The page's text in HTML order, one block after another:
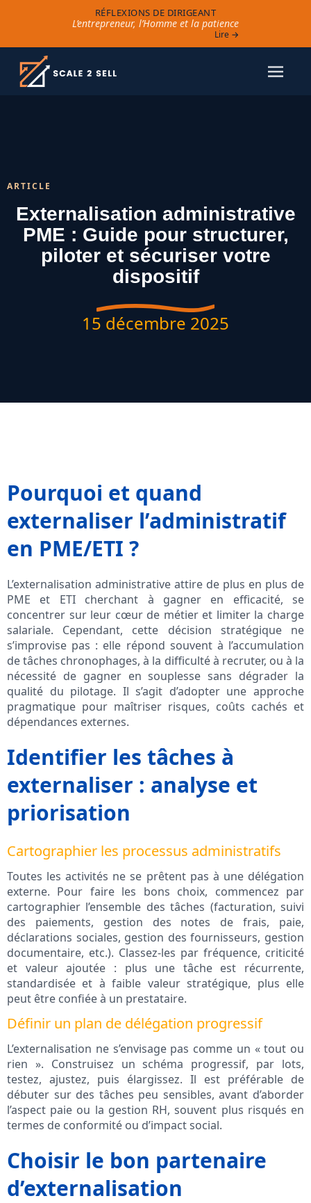
RÉFLEXIONS DE DIRIGEANT
L’entrepreneur, l’Homme et la patience
Lire →
ARTICLE
Externalisation administrative
PME : Guide pour structurer,
piloter et sécuriser votre
dispositif
15 décembre 2025
Pourquoi et quand
externaliser l’administratif
en PME/ETI ?
L’externalisation administrative attire de plus en plus de
PME et ETI cherchant à gagner en efficacité, se
concentrer sur leur cœur de métier et limiter la charge
salariale. Cependant, cette décision stratégique ne
s’improvise pas : elle répond souvent à l’accumulation
de tâches chronophages, à la difficulté à recruter, ou à la
nécessité de gagner en souplesse sans dégrader la
qualité du pilotage. Il s’agit d’adopter une approche
pragmatique pour maîtriser risques, coûts cachés et
dépendances externes.
Identifier les tâches à
externaliser : analyse et
priorisation
Cartographier les processus administratifs
Toutes les activités ne se prêtent pas à une délégation
externe. Pour faire les bons choix, commencez par
cartographier l’ensemble des tâches (facturation, suivi
des paiements, gestion des notes de frais, paie,
déclarations sociales, gestion des fournisseurs, gestion
documentaire, etc.). Classez-les par fréquence, criticité
et valeur ajoutée : plus une tâche est récurrente,
standardisée et à faible valeur stratégique, plus elle
peut être confiée à un prestataire.
Définir un plan de délégation progressif
L’externalisation ne s’envisage pas comme un « tout ou
rien ». Construisez un schéma progressif, par lots,
testez, ajustez, puis élargissez. Il est préférable de
débuter sur des tâches peu sensibles, avant d’aborder
l’aspect paie ou la gestion RH, souvent plus risqués en
termes de conformité ou d’impact social.
Choisir le bon partenaire
d’externalisation